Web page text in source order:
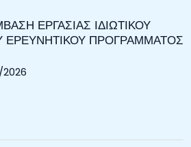
ΕΡΓΑΣΙΑΣ ΙΔΙΩΤΙΚΟΥ
ΕΡΕΥΝΗΤΙΚΟΥ ΠΡΟΓΡΑΜΜΑΤΟΣ